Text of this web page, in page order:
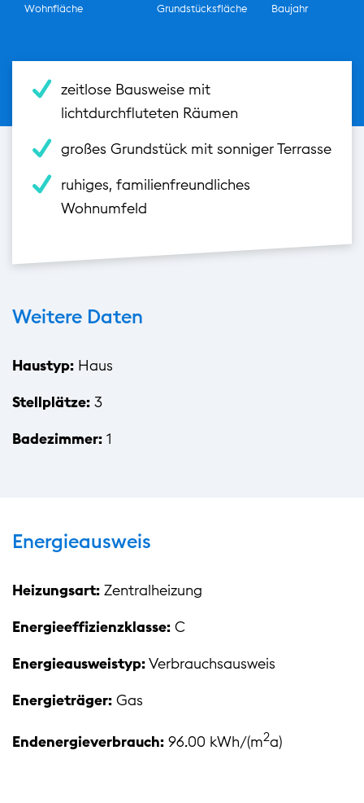
Wohnfläche Grundstücksfläche Baujahr
zeitlose Bausweise mit
lichtdurchfluteten Räumen
großes Grundstück mit sonniger Terrasse
ruhiges, familienfreundliches
Wohnumfeld
Weitere Daten
Haustyp: Haus
Stellplätze: 3
Badezimmer: 1
Energieausweis
Heizungsart: Zentralheizung
Energieeffizienzklasse: C
Energieausweistyp:Verbrauchsausweis
Energieträger: Gas
Endenergieverbrauch: 96.00 kWh/(m2a)